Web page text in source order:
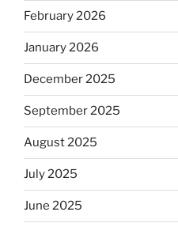
February 2026
January 2026
December 2025
September 2025
August 2025
July 2025
June 2025